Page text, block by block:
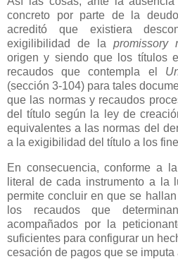
concreto por parte de la
acreditó que existiera
exigilibilidad de la promissory
origen y siendo que los títulos
recaudos que contempla el
(sección 3-104) para tales
que las normas y recaudos
del título según la ley de
equivalentes a las normas del
a la exigibilidad del título a los
En consecuencia, conforme a
literal de cada instrumento a la
permite concluir en que se
los recaudos que
acompañados por la
suficientes para configurar un
cesación de pagos que se imputa